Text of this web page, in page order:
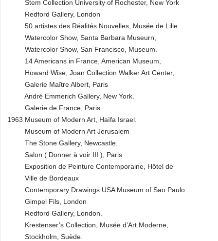
Stem Collection University of Rochester, New York
Redford Gallery, London
50 artistes des Réalités Nouvelles, Musée de Lille.
Watercolor Show, Santa Barbara Museurn,
Watercolor Show, San Francisco, Museum.
14 Americans in France, American Museum,
Howard Wise, Joan Collection Walker Art Center,
Galerie Maître Albert, Paris
André Emmerich Gallery, New York.
Galerie de France, Paris
1963 Museum of Modern Art, Haïfa Israel.
Museum of Modern Art Jerusalem
The Stone Gallery, Newcastle.
Salon ( Donner à voir III ), Paris
Exposition de Peinture Contemporaine, Hôtel de
Ville de Bordeaux
Contemporary Drawings USA Museum of Sao Paulo
Gimpel Fils, London
Redford Gallery, London.
Krestenser’s Collection, Musée d’Art Moderne,
Stockholm, Suède.